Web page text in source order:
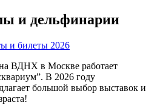
и дельфинарии
и билеты 2026
ВДНХ в Москве работает
В 2026 году
большой выбор выставок и